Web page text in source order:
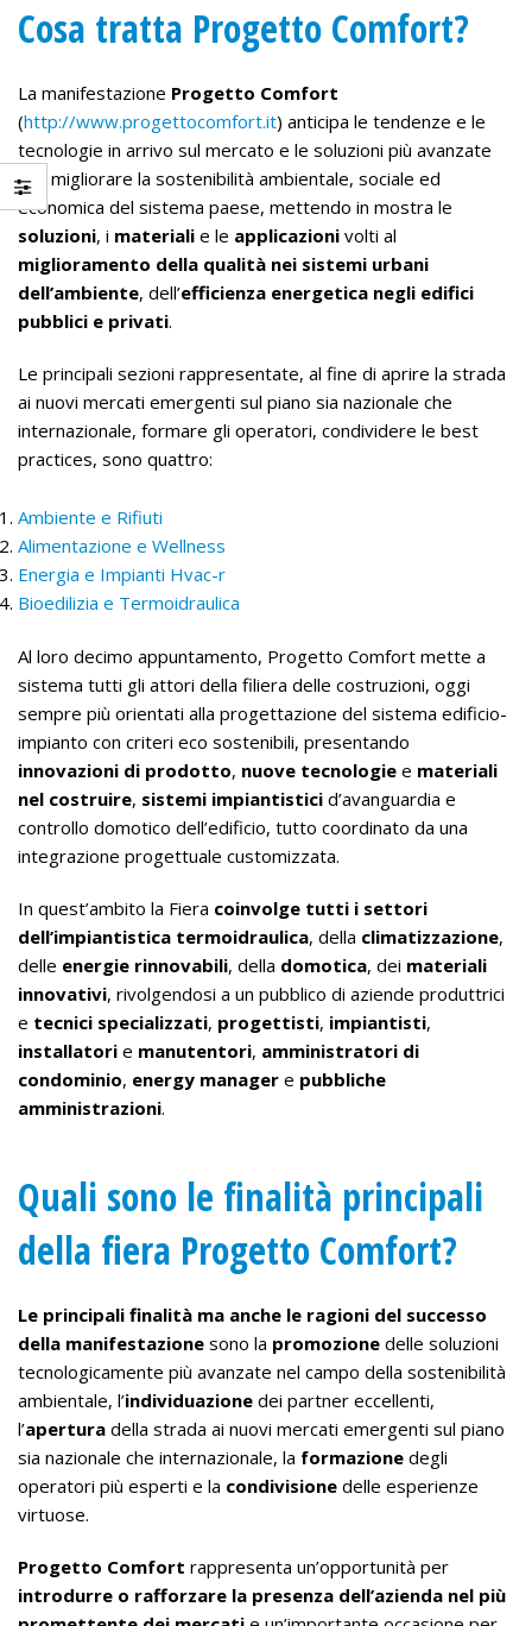
Cosa tratta Progetto Comfort?
La manifestazione Progetto Comfort
(http://www.progettocomfort.it) anticipa le tendenze e le
tecnologie in arrivo sul mercato e le soluzioni più avanzate
per migliorare la sostenibilità ambientale, sociale ed
economica del sistema paese, mettendo in mostra le
soluzioni, i materiali e le applicazioni volti al
miglioramento della qualità nei sistemi urbani
dell’ambiente, dell’efficienza energetica negli edifici
pubblici e privati.
Le principali sezioni rappresentate, al fine di aprire la strada
ai nuovi mercati emergenti sul piano sia nazionale che
internazionale, formare gli operatori, condividere le best
practices, sono quattro:
Ambiente e Rifiuti
Alimentazione e Wellness
Energia e Impianti Hvac-r
Bioedilizia e Termoidraulica
Al loro decimo appuntamento, Progetto Comfort mette a
sistema tutti gli attori della filiera delle costruzioni, oggi
sempre più orientati alla progettazione del sistema edificio-
impianto con criteri eco sostenibili, presentando
innovazioni di prodotto, nuove tecnologie e materiali
nel costruire, sistemi impiantistici d’avanguardia e
controllo domotico dell’edificio, tutto coordinato da una
integrazione progettuale customizzata.
In quest’ambito la Fiera coinvolge tutti i settori
dell’impiantistica termoidraulica, della climatizzazione,
delle energie rinnovabili, della domotica, dei materiali
innovativi, rivolgendosi a un pubblico di aziende produttrici
e tecnici specializzati, progettisti, impiantisti,
installatori e manutentori, amministratori di
condominio, energy manager e pubbliche
amministrazioni.
Quali sono le finalità principali
della fiera Progetto Comfort?
Le principali finalità ma anche le ragioni del successo
della manifestazione sono la promozione delle soluzioni
tecnologicamente più avanzate nel campo della sostenibilità
ambientale, l’individuazione dei partner eccellenti,
l’apertura della strada ai nuovi mercati emergenti sul piano
sia nazionale che internazionale, la formazione degli
operatori più esperti e la condivisione delle esperienze
virtuose.
Progetto Comfort rappresenta un’opportunità per
introdurre o rafforzare la presenza dell’azienda nel più